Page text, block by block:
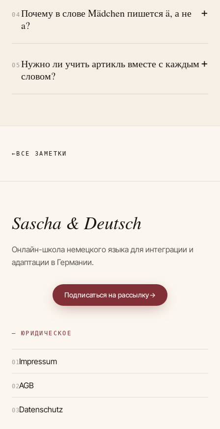
04 Почему в слове Mädchen пишется ä, а не
a?
+
05 Нужно ли учить артикль вместе с каждым
словом?
+
← ВСЕ ЗАМЕТКИ
Sascha & Deutsch
Онлайн-школа немецкого языка для интеграции и
адаптации в Германии.
Подписаться на рассылку→
— ЮРИДИЧЕСКОЕ
01 Impressum
02AGB
03Datenschutz